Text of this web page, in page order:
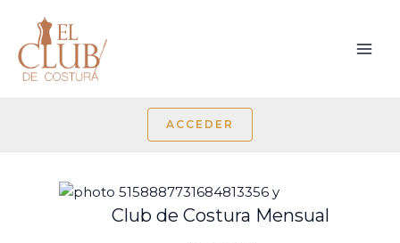
contenido
ACCEDER
Club de Costura Mensual